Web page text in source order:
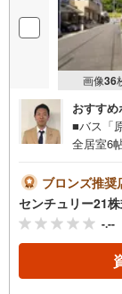
画像36
おすすめ
■バス「
全居室6
ませ！
1ランド
ご満足い
売却・ロ
談下さ
京阪鴨
ブロンズ推奨
センチュリー21
-.--